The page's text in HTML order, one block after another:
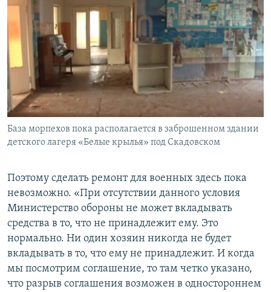
База морпехов пока располагается в заброшенном здании
детского лагеря «Белые крылья» под Скадовском
Поэтому сделать ремонт для военных здесь пока
невозможно. «При отсутствии данного условия
Министерство обороны не может вкладывать
средства в то, что не принадлежит ему. Это
нормально. Ни один хозяин никогда не будет
вкладывать в то, что ему не принадлежит. И когда
мы посмотрим соглашение, то там четко указано,
что разрыв соглашения возможен в одностороннем